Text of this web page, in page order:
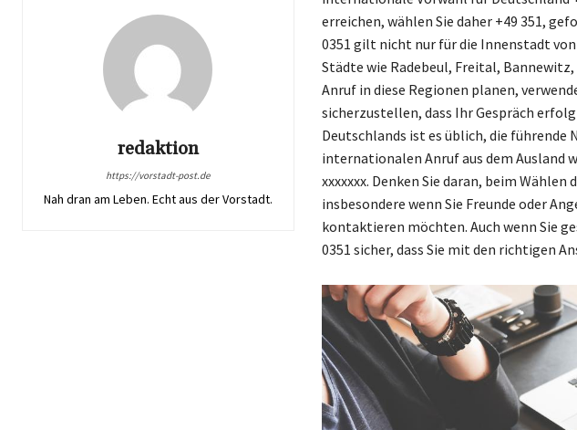
redaktion
https://vorstadt-post.de
Nah dran am Leben. Echt aus der Vorstadt.
erreichen, wählen Sie daher +49 351,
0351 gilt nicht nur für die Innenstadt
Städte wie Radebeul, Freital,
Anruf in diese Regionen planen,
sicherzustellen, dass Ihr Gespräch
Deutschlands ist es üblich, die führende
internationalen Anruf aus dem Ausland
xxxxxxx. Denken Sie daran, beim
insbesondere wenn Sie Freunde oder
kontaktieren möchten. Auch wenn Sie
0351 sicher, dass Sie mit den richtigen